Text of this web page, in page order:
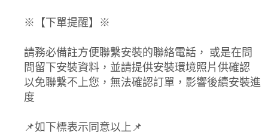
※【下單提醒】※
請務必備註方便聯繫安裝的聯絡電話， 或是在問
問留下安裝資料，並請提供安裝環境照片供確認
以免聯繫不上您，無法確認訂單，影響後續安裝進
度
📌如下標表示同意以上📌